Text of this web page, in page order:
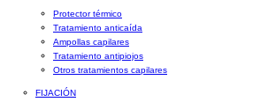
Protector térmico
Tratamiento anticaída
Ampollas capilares
Tratamiento antipiojos
Otros tratamientos capilares
FIJACIÓN